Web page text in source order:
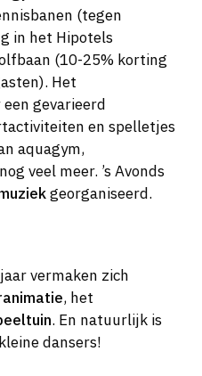
(tegen
in het Hipotels
(10-25% korting
Het
gevarieerd
en spelletjes
aquagym,
veel meer. ’s Avonds
georganiseerd.
vermaken zich
, het
. En natuurlijk is
dansers!